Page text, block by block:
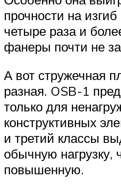
прочности на
четыре раза и
фанеры почти не
А вот стружечная
разная. OSB-1
только для
конструктивных
и третий классы
обычную
повышенную.